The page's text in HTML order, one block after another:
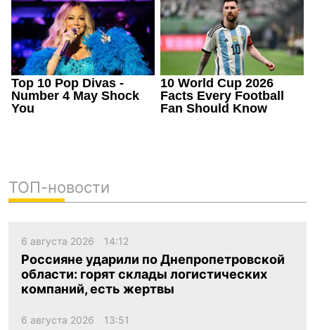
ТОП-новости
6 августа 2026 14:12
Россияне ударили по Днепропетровской
области: горят склады логистических
компаний, есть жертвы
6 августа 2026 13:51